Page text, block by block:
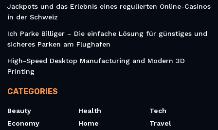
Jackpots und das Erlebnis eines regulierten Online-Casinos
in der Schweiz
Ich Parke Billiger – Die einfache Lösung für günstiges und
sicheres Parken am Flughafen
High-Speed Desktop Manufacturing and Modern 3D
Printing
CATEGORIES
Beauty
Economy
Health
Home
Tech
Travel